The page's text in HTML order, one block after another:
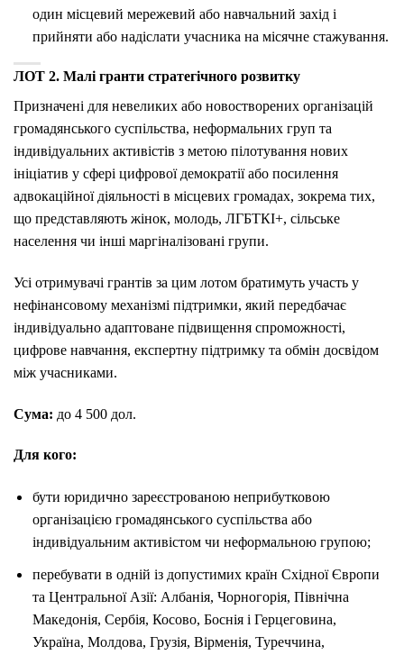
один місцевий мережевий або навчальний захід і
прийняти або надіслати учасника на місячне стажування.
ЛОТ 2. Малі гранти стратегічного розвитку
Призначені для невеликих або новостворених організацій
громадянського суспільства, неформальних груп та
індивідуальних активістів з метою пілотування нових
ініціатив у сфері цифрової демократії або посилення
адвокаційної діяльності в місцевих громадах, зокрема тих,
що представляють жінок, молодь, ЛГБТКІ+, сільське
населення чи інші маргіналізовані групи.
Усі отримувачі грантів за цим лотом братимуть участь у
нефінансовому механізмі підтримки, який передбачає
індивідуально адаптоване підвищення спроможності,
цифрове навчання, експертну підтримку та обмін досвідом
між учасниками.
Сума: до 4 500 дол.
Для кого:
бути юридично зареєстрованою неприбутковою
організацією громадянського суспільства або
індивідуальним активістом чи неформальною групою;
перебувати в одній із допустимих країн Східної Європи
та Центральної Азії: Албанія, Чорногорія, Північна
Македонія, Сербія, Косово, Боснія і Герцеговина,
Україна, Молдова, Грузія, Вірменія, Туреччина,